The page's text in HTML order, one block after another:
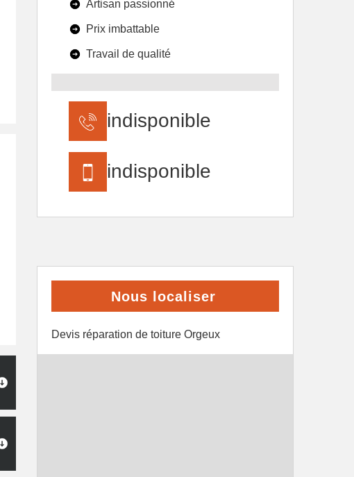
Artisan passionné
Prix imbattable
Travail de qualité
indisponible
indisponible
Nous localiser
Devis réparation de toiture Orgeux